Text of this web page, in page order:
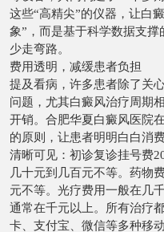
这些“高精尖”的仪器，让白
象”，而是基于科学数据支撑
少走弯路。
费用透明，减缓患者负担
提及看病，许多患者除了关
问题，尤其白癜风治疗周期
开销。合肥华夏白癜风医院
的原则，让患者明明白白消
清晰可见：初诊复诊挂号费
几十元到几百元不等。药物
元不等。光疗费用一般在几
通常在千元以上。所有治疗
卡、支付宝、微信等多种移